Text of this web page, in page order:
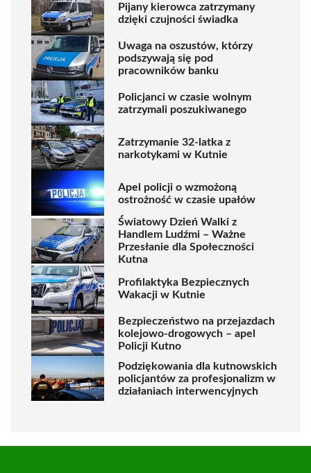
Pijany kierowca zatrzymany
dzięki czujności świadka
Uwaga na oszustów, którzy
podszywają się pod
pracowników banku
Policjanci w czasie wolnym
zatrzymali poszukiwanego
Zatrzymanie 32-latka z
narkotykami w Kutnie
Apel policji o wzmożoną
ostrożność w czasie upałów
Światowy Dzień Walki z
Handlem Ludźmi – Ważne
Przesłanie dla Społeczności
Kutna
Profilaktyka Bezpiecznych
Wakacji w Kutnie
Bezpieczeństwo na przejazdach
kolejowo-drogowych – apel
Policji Kutno
Podziękowania dla kutnowskich
policjantów za profesjonalizm w
działaniach interwencyjnych